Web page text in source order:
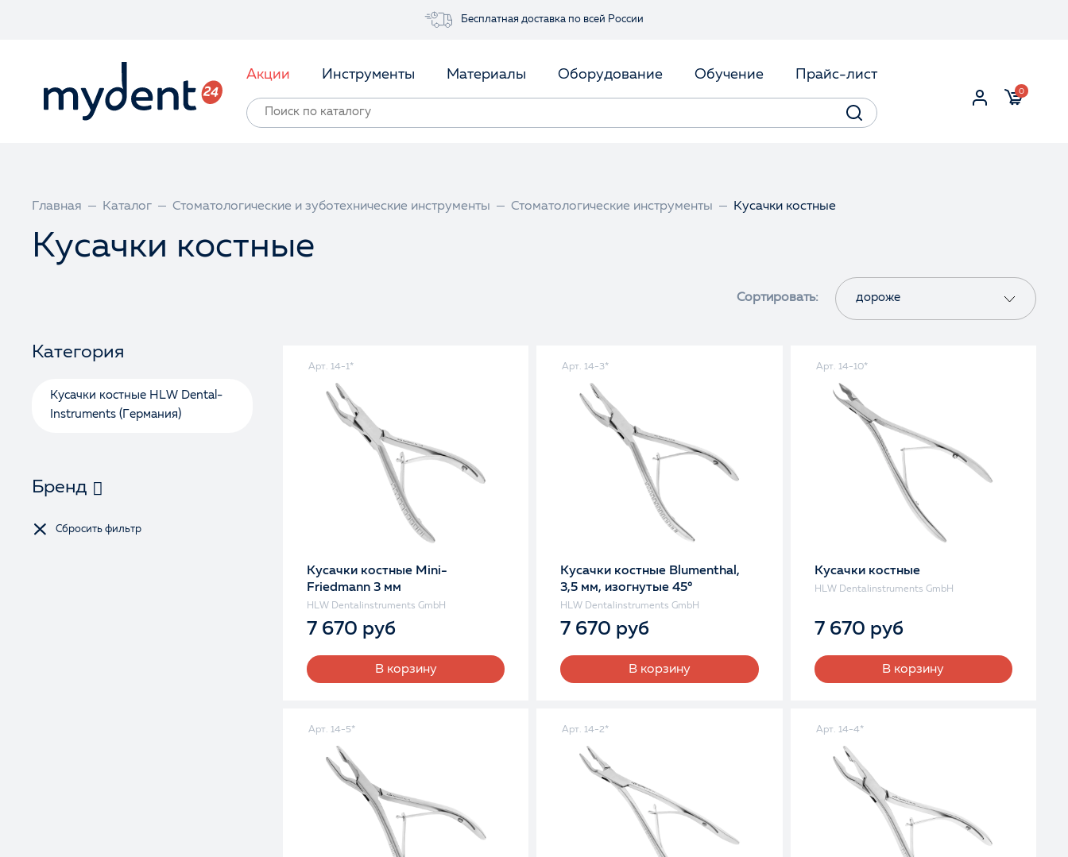
Бесплатная доставка по всей России
Акции Инструменты Материалы Оборудование Обучение Прайс-лист
0
Главная Каталог Стоматологические и зуботехнические инструменты Стоматологические инструменты Кусачки костные
Кусачки костные
Сортировать: дороже
Категория
Кусачки костные HLW Dental-
Instruments (Германия)
Бренд
Арт. 14-1*
Кусачки костные Mini-
Friedmann 3 мм
HLW Dentalinstruments GmbH
7 670 руб
В корзину
Арт. 14-3*
Кусачки костные Blumenthal,
3,5 мм, изогнутые 45°
HLW Dentalinstruments GmbH
7 670 руб
В корзину
Арт. 14-10*
Кусачки костные
HLW Dentalinstruments GmbH
7 670 руб
В корзину
Арт. 14-5* Арт. 14-2* Арт. 14-4*